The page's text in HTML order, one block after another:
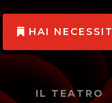
HAI
IL TEATRO